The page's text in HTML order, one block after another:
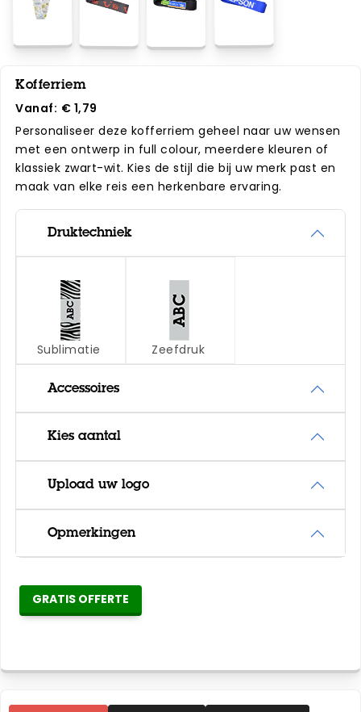
Kofferriem
Vanaf: € 1,79
Personaliseer deze kofferriem geheel naar uw wensen
met een ontwerp in full colour, meerdere kleuren of
klassiek zwart-wit. Kies de stijl die bij uw merk past en
maak van elke reis een herkenbare ervaring.
Druktechniek
Sublimatie Zeefdruk
Accessoires
Kies aantal
Upload uw logo
Opmerkingen
GRATIS OFFERTE